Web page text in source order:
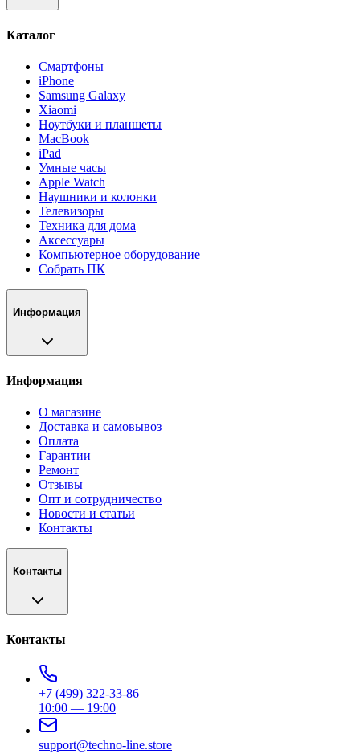
Каталог
Смартфоны
iPhone
Samsung Galaxy
Xiaomi
Ноутбуки и планшеты
MacBook
iPad
Умные часы
Apple Watch
Наушники и колонки
Телевизоры
Техника для дома
Аксессуары
Компьютерное оборудование
Собрать ПК
Информация
Информация
О магазине
Доставка и самовывоз
Оплата
Гарантии
Ремонт
Отзывы
Опт и сотрудничество
Новости и статьи
Контакты
Контакты
Контакты
+7 (499) 322-33-86
10:00 — 19:00
support@techno-line.store